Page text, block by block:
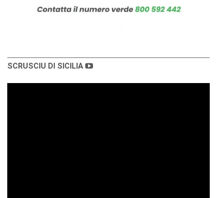
SCRUSCIU DI SICILIA